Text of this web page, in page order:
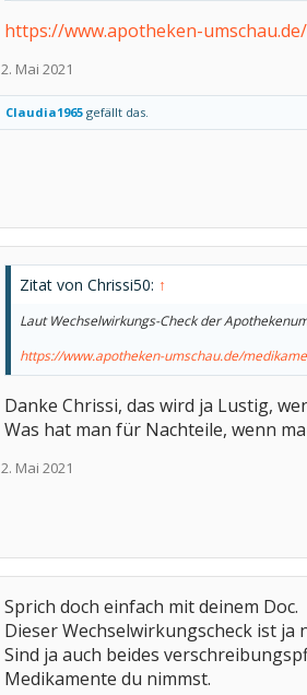
https://www.apotheken-
2. Mai 2021
Claudia1965 gefällt das.
Zitat von Chrissi50: ↑
Laut Wechselwirkungs-Check der
https://www.apotheken-umschau.de/
Danke Chrissi, das wird ja Lustig,
Was hat man für Nachteile, wenn
2. Mai 2021
Sprich doch einfach mit deinem Doc.
Dieser Wechselwirkungscheck ist ja
Sind ja auch beides
Medikamente du nimmst.